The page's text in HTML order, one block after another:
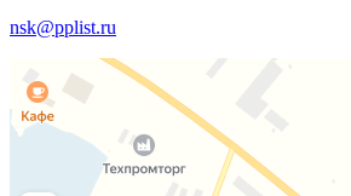
nsk@pplist.ru